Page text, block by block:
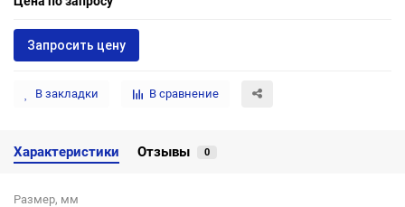
Запросить цену
В закладки В сравнение
Характеристики Отзывы 0
Размер, мм